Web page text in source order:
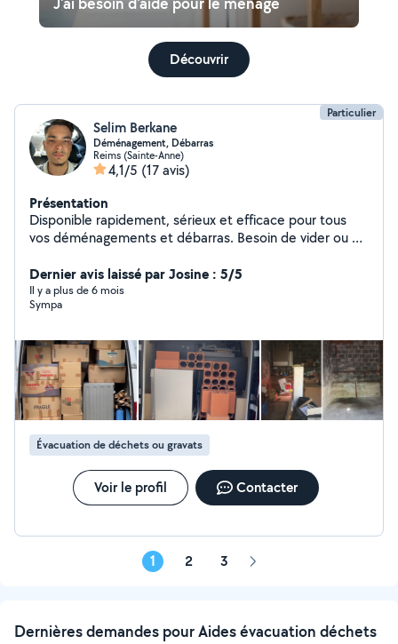
Découvrir
Particulier
Selim Berkane
Déménagement, Débarras
Reims (Sainte-Anne)
4,1/5 (17 avis)
Présentation
Disponible rapidement, sérieux et efficace pour tous
vos déménagements et débarras. Besoin de vider ou de
débarras rapides, propres et organisés. Maisons,
appartements, caves ou locaux : j'interviens avec
efficacité et soin, pour vous libérer l'espace et l'esprit.
Dernier avis laissé par Josine : 5/5
Il y a plus de 6 mois
Sympa
Évacuation de déchets ou gravats
Voir le profil Contacter
1 2 3 Page
Dernières demandes pour Aides évacuation déchets